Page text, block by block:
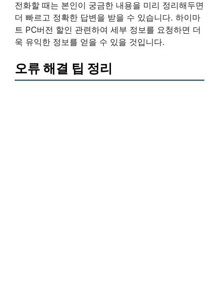
전화할 때는 본인이 궁금한 내용을 미리 정리해두면
더 빠르고 정확한 답변을 받을 수 있습니다. 하이마
트 PC버전 할인 관련하여 세부 정보를 요청하면 더
욱 유익한 정보를 얻을 수 있을 것입니다.
오류 해결 팁 정리